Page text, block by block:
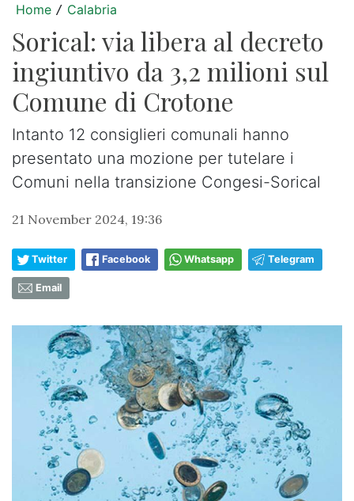
Home / Calabria
Sorical: via libera al decreto
ingiuntivo da 3,2 milioni sul
Comune di Crotone
Intanto 12 consiglieri comunali hanno
presentato una mozione per tutelare i
Comuni nella transizione Congesi-Sorical
21 November 2024, 19:36
Twitter Facebook Whatsapp Telegram
Email